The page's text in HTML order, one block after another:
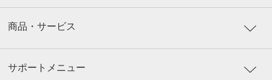
商品・サービス
サポートメニュー